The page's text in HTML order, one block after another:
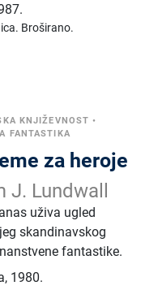
Broširano.
KNJIŽEVNOST •
FANTASTIKA
za heroje
J. Lundwall
uživa ugled
skandinavskog
fantastike.
, 1980.